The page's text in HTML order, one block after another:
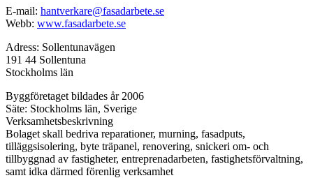
E-mail: hantverkare@fasadarbete.se
Webb: www.fasadarbete.se
Adress: Sollentunavägen
191 44 Sollentuna
Stockholms län
Byggföretaget bildades år 2006
Säte: Stockholms län, Sverige
Verksamhetsbeskrivning
Bolaget skall bedriva reparationer, murning, fasadputs,
tilläggsisolering, byte träpanel, renovering, snickeri om- och
tillbyggnad av fastigheter, entreprenadarbeten, fastighetsförvaltning,
samt idka därmed förenlig verksamhet